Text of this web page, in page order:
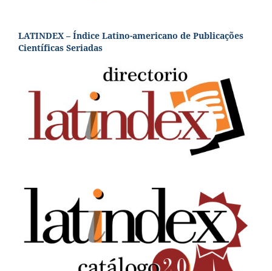
LATINDEX – Índice Latino-americano de Publicações
Científicas Seriadas